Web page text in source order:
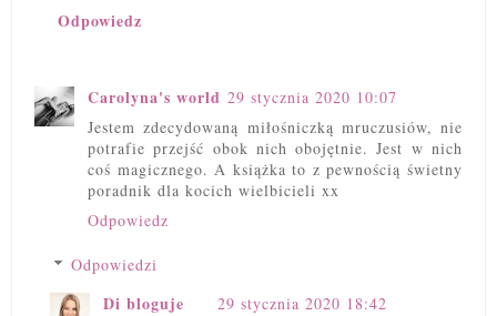
Odpowiedz
Carolyna's world 29 stycznia 2020 10:07
Jestem zdecydowaną miłośniczką mruczusiów, nie
potrafie przejść obok nich obojętnie. Jest w nich
coś magicznego. A książka to z pewnością świetny
poradnik dla kocich wielbicieli xx
Odpowiedz
Odpowiedzi
Di bloguje
29 stycznia 2020 18:42